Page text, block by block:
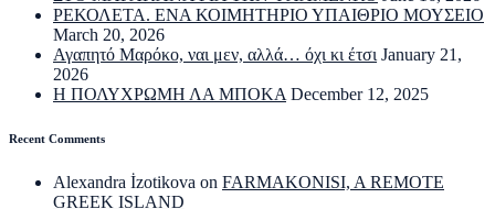
ΡΕΚΟΛΕΤΑ. ΕΝΑ ΚΟΙΜΗΤΗΡΙΟ ΥΠΑΙΘΡΙΟ ΜΟΥΣΕΙΟ
March 20, 2026
Αγαπητό Μαρόκο, ναι μεν, αλλά… όχι κι έτσι January 21,
2026
Η ΠΟΛΥΧΡΩΜΗ ΛΑ ΜΠΟΚΑ December 12, 2025
Recent Comments
Alexandra İzotikova on FARMAKONISI, A REMOTE
GREEK ISLAND